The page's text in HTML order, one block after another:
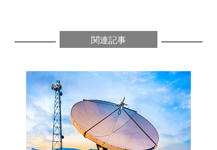
関連記事